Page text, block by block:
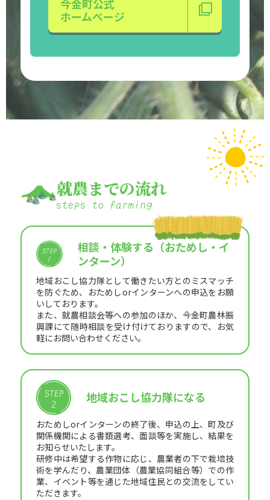
今金町公式
ホームページ
就農までの流れ
相談・体験する（おためし・イ
ンターン）
地域おこし協力隊として働きたい方とのミスマッチ
を防ぐため、おためしorインターンへの申込をお願
いしております。
また、就農相談会等への参加のほか、今金町農林振
興課にて随時相談を受け付けておりますので、お気
軽にお問い合わせください。
地域おこし協力隊になる
おためしorインターンの終了後、申込の上、町及び
関係機関による書類選考、面談等を実施し、結果を
お知らせいたします。
研修中は希望する作物に応じ、農業者の下で栽培技
術を学んだり、農業団体（農業協同組合等）での作
業、イベント等を通じた地域住民との交流をしてい
ただきます。